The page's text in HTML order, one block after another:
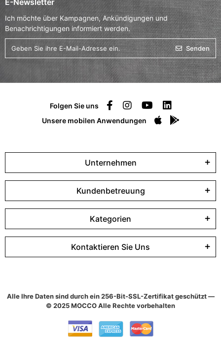
E-Newsletter
Ich möchte über Kampagnen, Ankündigungen und
Benachrichtigungen informiert werden.
Senden
Folgen Sie uns
Unsere mobilen Anwendungen
Unternehmen
Kundenbetreuung
Kategorien
Kontaktieren Sie Uns
Alle Ihre Daten sind durch ein 256-Bit-SSL-Zertifikat geschützt —
© 2025 MOCCO Alle Rechte vorbehalten